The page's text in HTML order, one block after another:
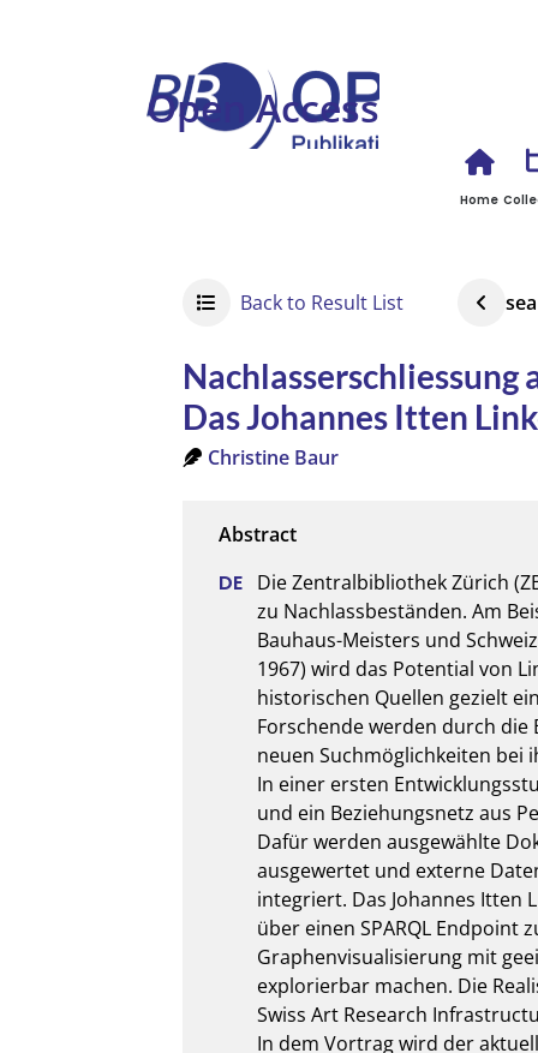
Open Access
Home
Back to Result List
Nachlasserschliessung
Das Johannes Itten
Christine Baur
Die Zentralbibliothek Zürich
zu Nachlassbeständen. Am
Bauhaus-Meisters und
1967) wird das Potential von
historischen Quellen gezielt
Forschende werden durch
neuen Suchmöglichkeiten bei
In einer ersten
und ein Beziehungsnetz aus
Dafür werden ausgewählte
ausgewertet und externe
integriert. Das Johannes Itten
über einen SPARQL Endpoint
Graphenvisualisierung mit
explorierbar machen. Die
Swiss Art Research
In dem Vortrag wird der